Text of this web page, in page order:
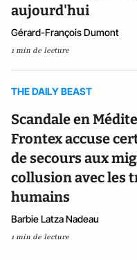
aujourd'hui
Gérard-François Dumont
1 min de lecture
THE DAILY BEAST
Scandale en
Frontex accuse
de secours aux
collusion avec les
humains
Barbie Latza Nadeau
1 min de lecture